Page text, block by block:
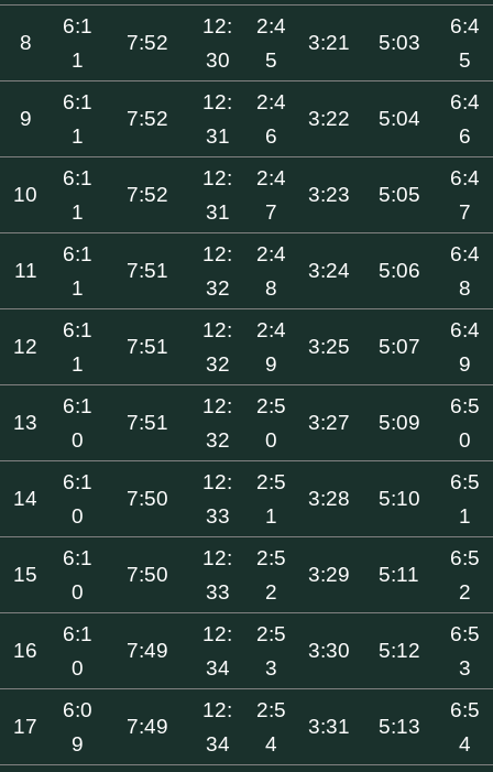
8
6:1
1
7:52
12:
30
2:4
5
3:21 5:03
6:4
5
9
6:1
1
7:52
12:
31
2:4
6
3:22 5:04
6:4
6
10
6:1
1
7:52
12:
31
2:4
7
3:23 5:05
6:4
7
11
6:1
1
7:51
12:
32
2:4
8
3:24 5:06
6:4
8
12
6:1
1
7:51
12:
32
2:4
9
3:25 5:07
6:4
9
13
6:1
0
7:51
12:
32
2:5
0
3:27 5:09
6:5
0
14
6:1
0
7:50
12:
33
2:5
1
3:28 5:10
6:5
1
15
6:1
0
7:50
12:
33
2:5
2
3:29 5:11
6:5
2
16
6:1
0
7:49
12:
34
2:5
3
3:30 5:12
6:5
3
17
6:0
9
7:49
12:
34
2:5
4
3:31 5:13
6:5
4